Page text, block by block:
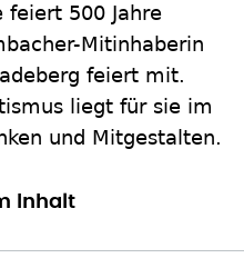
feiert 500 Jahre
Mitinhaberin
feiert mit.
liegt für sie im
und Mitgestalten.
Inhalt